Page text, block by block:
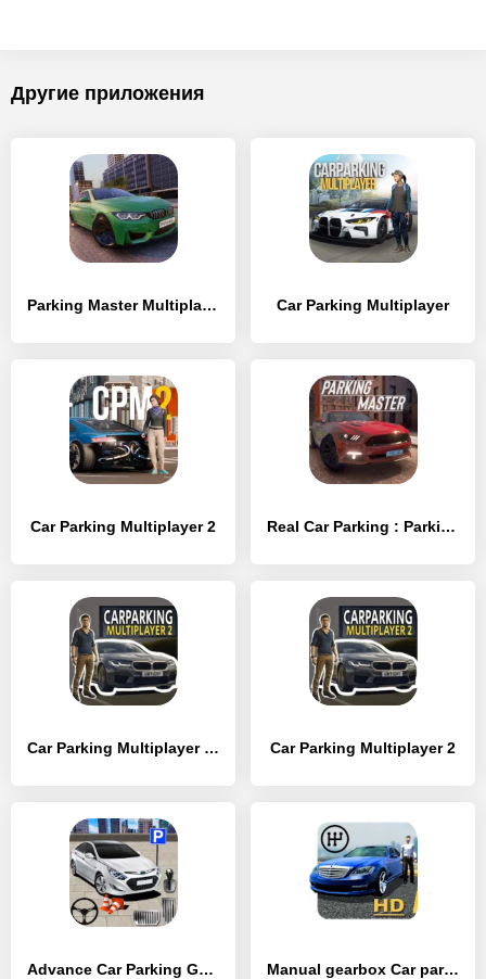
Другие приложения
Parking Master Multiplayer Car Parking Multiplayer
Car Parking Multiplayer 2 Real Car Parking : Parking Master
Car Parking Multiplayer 2: PRO Car Parking Multiplayer 2
Advance Car Parking Game: Car Driver Simulator Manual gearbox Car parking